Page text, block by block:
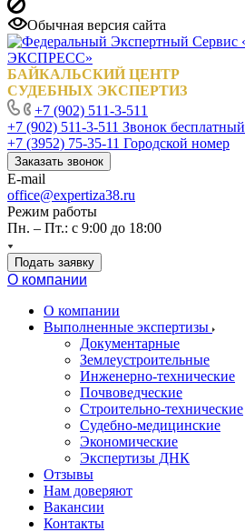
Обычная версия сайта
БАЙКАЛЬСКИЙ ЦЕНТР
СУДЕБНЫХ ЭКСПЕРТИЗ
+7 (902) 511-3-511
+7 (902) 511-3-511 Звонок бесплатный
+7 (3952) 75-35-11 Городской номер
Заказать звонок
E-mail
office@expertiza38.ru
Режим работы
Пн. – Пт.: с 9:00 до 18:00
Подать заявку
О компании
О компании
Выполненные экспертизы
Документарные
Землеустроительные
Инженерно-технические
Почвоведческие
Строительно-технические
Судебно-медицинские
Экономические
Экспертизы ДНК
Отзывы
Нам доверяют
Вакансии
Контакты